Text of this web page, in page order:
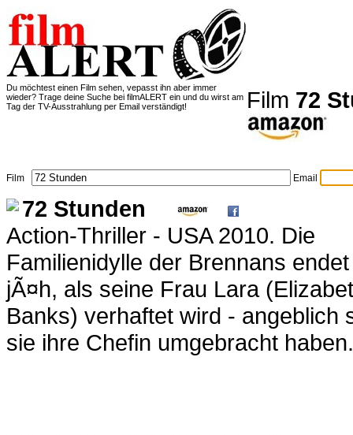
Du möchtest einen Film sehen, vepasst ihn aber immer
wieder? Trage deine Suche bei filmALERT ein und du wirst am
Tag der TV-Ausstrahlung per Email verständigt!
Film 72
Film Email
72 Stunden
Action-Thriller - USA 2010. Die
Familienidylle der Brennans endet
jÃ¤h, als seine Frau Lara
Banks) verhaftet wird - angeblich
sie ihre Chefin umgebracht